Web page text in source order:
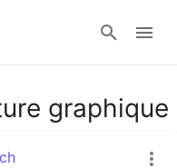
graphique